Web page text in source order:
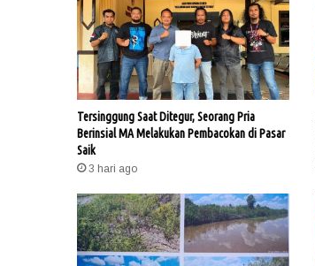
Tersinggung Saat Ditegur, Seorang Pria
Berinsial MA Melakukan Pembacokan di Pasar
Saik
3 hari ago